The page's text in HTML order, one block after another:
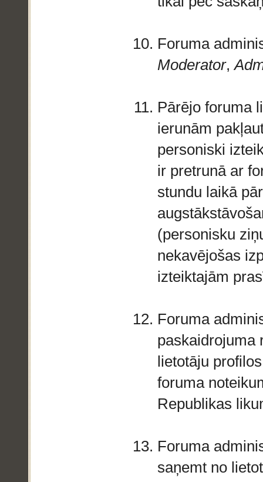
Foruma
Moderator,
Pārējo foruma
ierunām
personiski
ir pretrunā ar
stundu laikā
(personisku
nekavējošas
izteiktajām
Foruma
paskaidrojuma
lietotāju
foruma
Republikas
Foruma
saņemt no